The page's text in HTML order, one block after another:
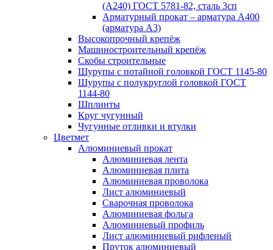
(А240) ГОСТ 5781-82, сталь 3сп
Арматурный прокат – арматура А400
(арматура А3)
Высокопрочный крепёж
Машиностроительный крепёж
Скобы строительные
Шурупы с потайной головкой ГОСТ 1145-80
Шурупы с полукруглой головкой ГОСТ
1144-80
Шплинты
Круг чугунный
Чугунные отливки и втулки
Цветмет
Алюминиевый прокат
Алюминиевая лента
Алюминиевая плита
Алюминиевая проволока
Лист алюминиевый
Сварочная проволока
Алюминиевая фольга
Алюминиевый профиль
Лист алюминиевый рифленый
Пруток алюминиевый